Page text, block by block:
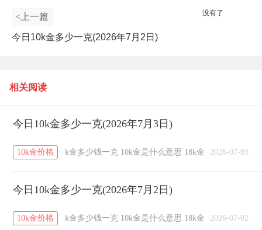
<上一篇
今日10k金多少一克(2026年7月2日)
没有了
相关阅读
今日10k金多少一克(2026年7月3日)
10k金价格 k金多少钱一克 10k金是什么意思 18k金 · 2026-07-03
今日10k金多少一克(2026年7月2日)
10k金价格 k金多少钱一克 10k金是什么意思 18k金 · 2026-07-02